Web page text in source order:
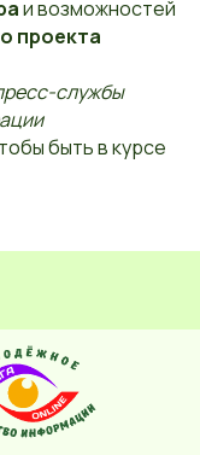
и возможностей
проекта
службы
быть в курсе